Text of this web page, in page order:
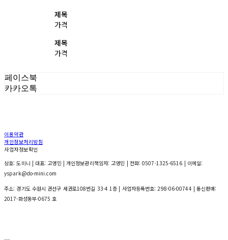
제목
가격
제목
가격
페이스북
카카오톡
이용약관
개인정보처리방침
사업자정보확인
상호: 도미니 | 대표: 고영민 | 개인정보관리책임자: 고영민 | 전화: 0507-1325-6516 | 이메일:
yspark@do-mini.com
주소: 경기도 수원시 권선구 세권로108번길 33-4 1층 | 사업자등록번호:298-06-00744 | 통신판매:
2017-화성동부-0675 호